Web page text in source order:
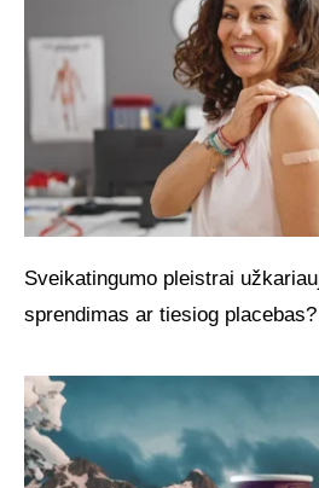
Sveikatingumo pleistrai
sprendimas ar tiesiog placebas?